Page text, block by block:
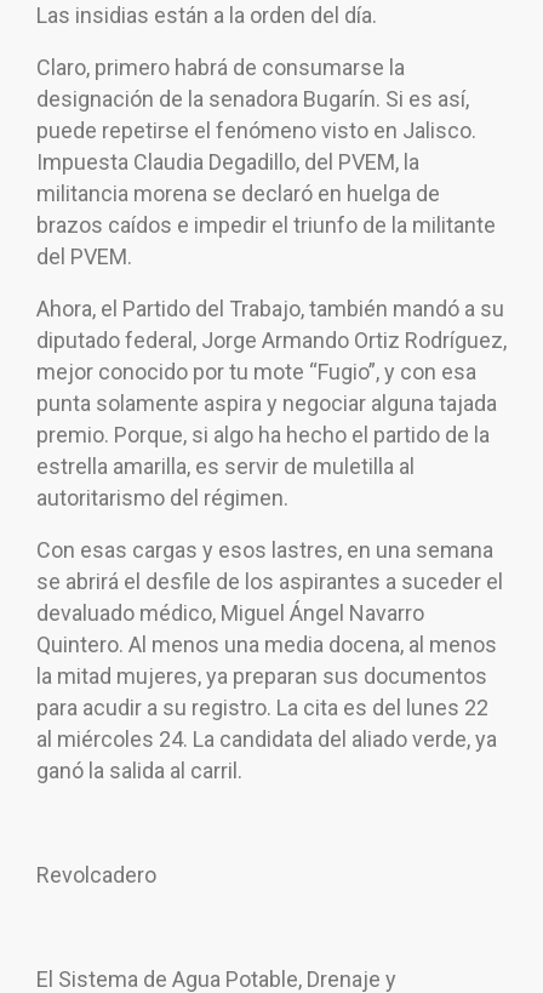
Las insidias están a la orden del día.
Claro, primero habrá de consumarse la
designación de la senadora Bugarín. Si es así,
puede repetirse el fenómeno visto en Jalisco.
Impuesta Claudia Degadillo, del PVEM, la
militancia morena se declaró en huelga de
brazos caídos e impedir el triunfo de la militante
del PVEM.
Ahora, el Partido del Trabajo, también mandó a su
diputado federal, Jorge Armando Ortiz Rodríguez,
mejor conocido por tu mote “Fugio”, y con esa
punta solamente aspira y negociar alguna tajada
premio. Porque, si algo ha hecho el partido de la
estrella amarilla, es servir de muletilla al
autoritarismo del régimen.
Con esas cargas y esos lastres, en una semana
se abrirá el desfile de los aspirantes a suceder el
devaluado médico, Miguel Ángel Navarro
Quintero. Al menos una media docena, al menos
la mitad mujeres, ya preparan sus documentos
para acudir a su registro. La cita es del lunes 22
al miércoles 24. La candidata del aliado verde, ya
ganó la salida al carril.
Revolcadero
El Sistema de Agua Potable, Drenaje y